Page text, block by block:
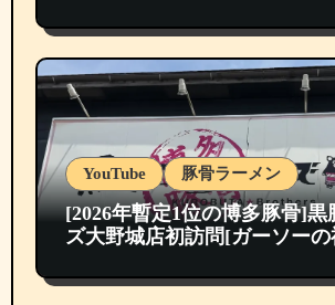
YouTube 豚骨ラーメン
[2026年暫定1位の博多豚骨]黒
ズ大野城店初訪問[ガーソーの